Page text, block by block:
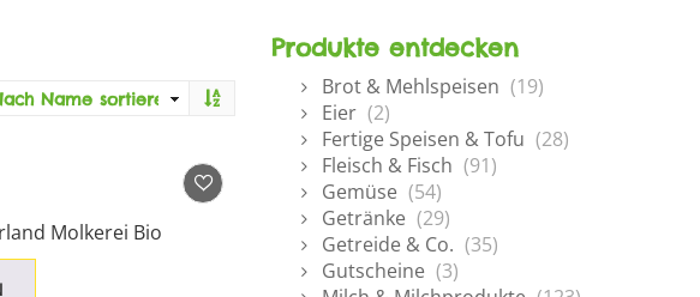
Molkerei Bio
Produkte entdecken
Brot & Mehlspeisen (19)
Eier (2)
Fertige Speisen & Tofu (28)
Fleisch & Fisch (91)
Gemüse (54)
Getränke (29)
Getreide & Co. (35)
Gutscheine (3)